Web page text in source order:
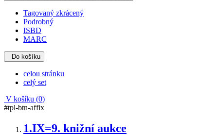
Tagovaný zkrácený
Podrobný
ISBD
MARC
Do košíku
celou stránku
celý set
V košíku (0)
#tpl-btn-affix
1.IX=9. knižní aukce